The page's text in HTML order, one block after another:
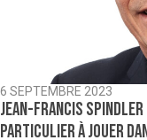
6 SEPTEMBRE 2023
Jean-Francis Spindler
particulier à jouer